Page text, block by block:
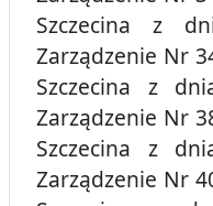
Szczecina z
Zarządzenie Nr
Szczecina z
Zarządzenie Nr
Szczecina z
Zarządzenie Nr